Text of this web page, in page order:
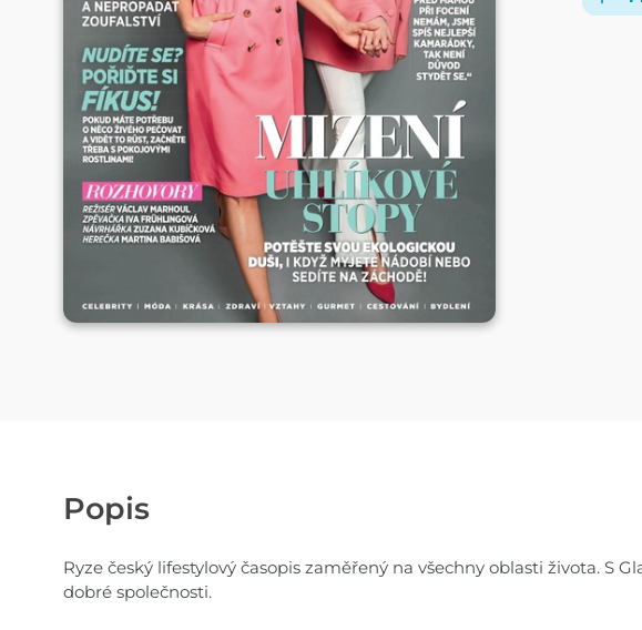
Popis
Ryze český lifestylový časopis zaměřený na všechny oblasti života. S
dobré společnosti.